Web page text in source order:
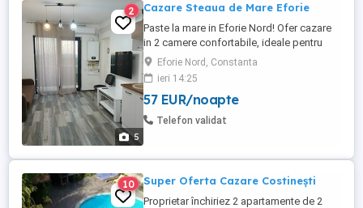
5
2 Cazare Steaua de Mare Eforie
Paste la mare in Eforie Nord! Ofer cazare
in 2 camere confortabile, ideale pentru
Sarbatorile Pascale. Locatie placuta,
aproape de mare, perfecta pentru relaxare
alaturi de familie sau prieteni. Locuri
limitate. Rezervari din timp! Pentru detalii si
pret, mesaj in privat. Restaurante :
Eforie Nord, Constanta
ieri 14:25
57 EUR/noapte
Telefon validat
10 Super Oferta Cazare Costinești
Proprietar închiriez 2 apartamente de 2